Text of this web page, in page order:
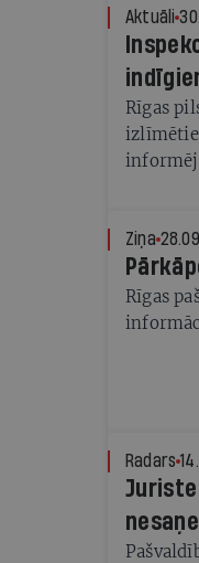
sekmēt
darbā
Aktuāli
Rīgas
Ziņa
Rīgas
Radars
Juriste